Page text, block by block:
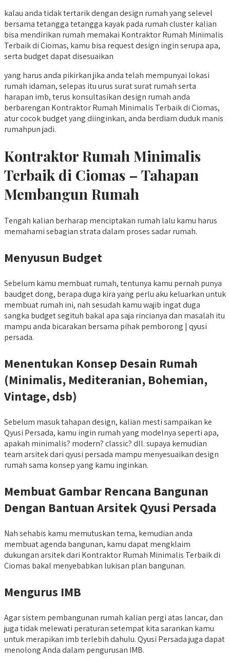
kalau anda tidak tertarik dengan design rumah yang selevel
bersama tetangga tetangga kayak pada rumah cluster kalian
bisa mendirikan rumah memakai Kontraktor Rumah Minimalis
Terbaik di Ciomas, kamu bisa request design ingin serupa apa,
serta budget dapat disesuaikan
yang harus anda pikirkan jika anda telah mempunyai lokasi
rumah idaman, selepas itu urus surat surat rumah serta
harapan imb, terus konsultasikan design rumah anda
berbarengan Kontraktor Rumah Minimalis Terbaik di Ciomas,
atur cocok budget yang diinginkan, anda berdiam duduk manis
rumahpun jadi.
Kontraktor Rumah Minimalis
Terbaik di Ciomas – Tahapan
Membangun Rumah
Tengah kalian berharap menciptakan rumah lalu kamu harus
memahami sebagian strata dalam proses sadar rumah.
Menyusun Budget
Sebelum kamu membuat rumah, tentunya kamu pernah punya
baudget dong, berapa duga kira yang perlu aku keluarkan untuk
membuat rumah ini, nah sesudah kamu wajib ingat duga
sangka budget segituh bakal apa saja rincianya dan masalah itu
mampu anda bicarakan bersama pihak pemborong | qyusi
persada.
Menentukan Konsep Desain Rumah
(Minimalis, Mediteranian, Bohemian,
Vintage, dsb)
Sebelum masuk tahapan design, kalian mesti sampaikan ke
Qyusi Persada, kamu ingin rumah yang modelnya seperti apa,
apakah minimalis? modern? classic? dll. supaya kemudian
team arsitek dari qyusi persada mampu menyesuaikan design
rumah sama konsep yang kamu inginkan.
Membuat Gambar Rencana Bangunan
Dengan Bantuan Arsitek Qyusi Persada
Nah sehabis kamu memutuskan tema, kemudian anda
membuat agenda bangunan, kamu dapat mengklaim
dukungan arsitek dari Kontraktor Rumah Minimalis Terbaik di
Ciomas bakal menyebabkan lukisan plan bangunan.
Mengurus IMB
Agar sistem pembangunan rumah kalian pergi atas lancar, dan
juga tidak melewati peraturan setempat kita sarankan kamu
untuk merapikan imb terlebih dahulu. Qyusi Persada juga dapat
menolong Anda dalam pengurusan IMB.